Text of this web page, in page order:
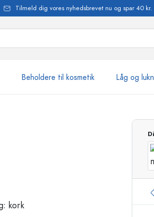
Tilmeld dig vores nyhedsbrevet nu og spar 40 kr.
Beholdere til kosmetik Låg og
Sprayflasker
Airless-
Roll-on